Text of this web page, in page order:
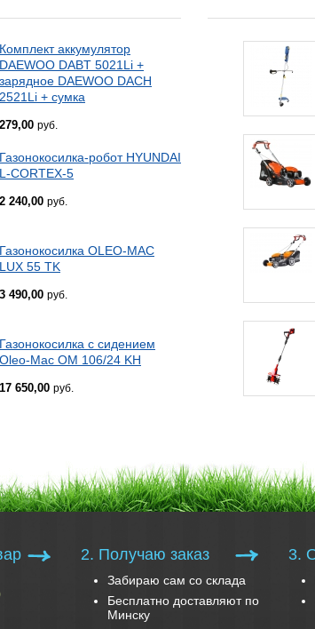
Комплект аккумулятор
DAEWOO DABT 5021Li +
зарядное DAEWOO DACH
2521Li + сумка
279,00 руб.
Газонокосилка-робот HYUNDAI
L-CORTEX-5
2 240,00 руб.
Газонокосилка OLEO-MAC
LUX 55 TK
3 490,00 руб.
Газонокосилка с сидением
Oleo-Mac OM 106/24 KH
17 650,00 руб.
2. Получаю заказ
Забираю сам со склада
Бесплатно доставляют по
Минску
3.